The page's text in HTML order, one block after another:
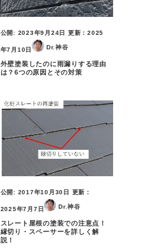
公開: 2023年9月24日 更新：2025
年7月10日 Dr.神谷
外壁塗装したのに雨漏りする理由
は？6つの原因とその対策
公開: 2017年10月30日 更新：
2025年7月7日 Dr.神谷
スレート屋根の塗装での注意点！
縁切り・スペーサーを詳しく解
説！